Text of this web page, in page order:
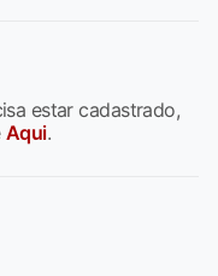
estar cadastrado,
Aqui.